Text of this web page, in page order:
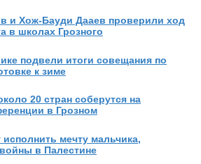
и Хож-Бауди Дааев проверили ход
в школах Грозного
подвели итоги совещания по
к зиме
20 стран соберутся на
в Грозном
мечту мальчика,
в Палестине